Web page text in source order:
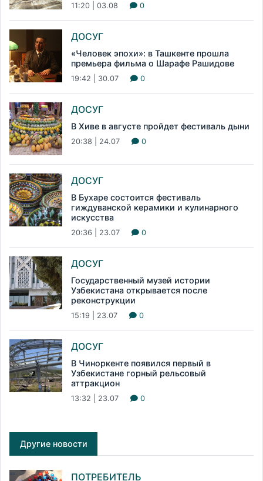
11:20 | 03.08 0
ДОСУГ
«Человек эпохи»: в Ташкенте прошла
премьера фильма о Шарафе Рашидове
19:42 | 30.07 0
ДОСУГ
В Хиве в августе пройдет фестиваль дыни
20:38 | 24.07 0
ДОСУГ
В Бухаре состоится фестиваль
гиждуванской керамики и кулинарного
искусства
20:36 | 23.07 0
ДОСУГ
Государственный музей истории
Узбекистана открывается после
реконструкции
15:19 | 23.07 0
ДОСУГ
В Чиноркенте появился первый в
Узбекистане горный рельсовый
аттракцион
13:32 | 23.07 0
Другие новости
ПОТРЕБИТЕЛЬ